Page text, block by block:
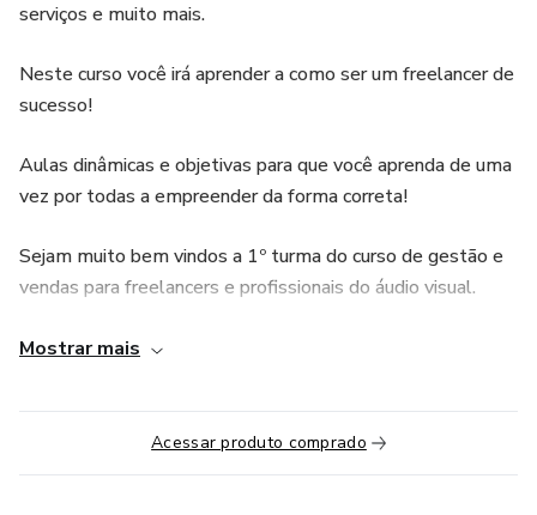
serviços e muito mais.
Neste curso você irá aprender a como ser um freelancer de
sucesso!
Aulas dinâmicas e objetivas para que você aprenda de uma
vez por todas a empreender da forma correta!
Sejam muito bem vindos a 1º turma do curso de gestão e
vendas para freelancers e profissionais do áudio visual.
Meu nome é Ricardo Corrêa, tenho 39 anos, sou editor de
Desde os meus 20 anos eu sou empreendedor, tive várias
empresas em outros segmentos e aprendi muito sobre
vendas. Inclusive já tive que treinar uma equipe de 15
Mostrar mais
Acessar produto comprado